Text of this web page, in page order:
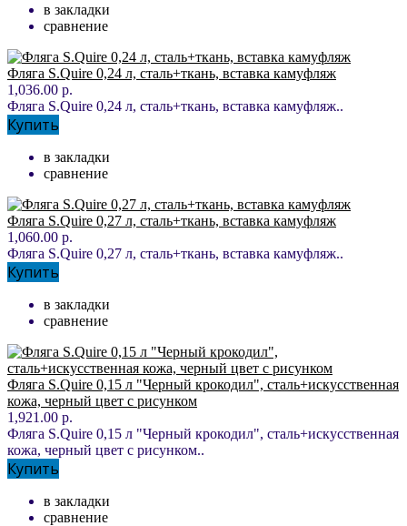
в закладки
сравнение
Фляга S.Quire 0,24 л, сталь+ткань, вставка камуфляж
1,036.00 р.
Фляга S.Quire 0,24 л, сталь+ткань, вставка камуфляж..
Купить
в закладки
сравнение
Фляга S.Quire 0,27 л, сталь+ткань, вставка камуфляж
1,060.00 р.
Фляга S.Quire 0,27 л, сталь+ткань, вставка камуфляж..
Купить
в закладки
сравнение
Фляга S.Quire 0,15 л "Черный крокодил", сталь+искусственная
кожа, черный цвет с рисунком
1,921.00 р.
Фляга S.Quire 0,15 л "Черный крокодил", сталь+искусственная
кожа, черный цвет с рисунком..
Купить
в закладки
сравнение